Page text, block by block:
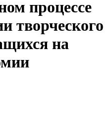
процессе
творческого
на